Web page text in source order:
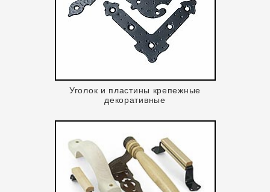
Уголок и пластины крепежные
декоративные